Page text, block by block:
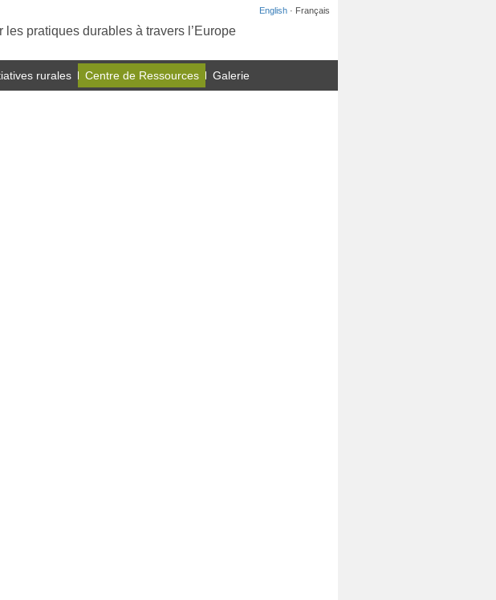
English · Français
les pratiques durables à travers l’Europe
rurales Centre de Ressources Galerie